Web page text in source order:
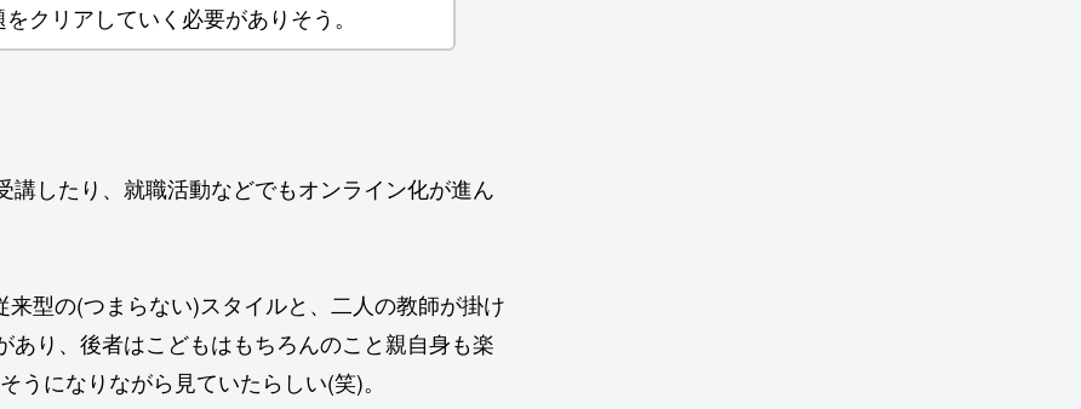
クリアしていく必要がありそう。
したり、就職活動などでもオンライン化が進ん
型の(つまらない)スタイルと、二人の教師が掛け
り、後者はこどもはもちろんのこと親自身も楽
うになりながら見ていたらしい(笑)。